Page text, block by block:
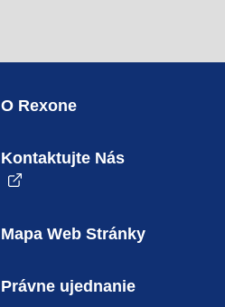
O Rexone
Kontaktujte Nás
Mapa Web Stránky
Právne ujednanie